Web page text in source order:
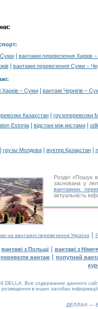
Суми|
вантажні перевезення Харків
| вантажні перевезення Суми –
:
Харків – Суми| вантажі Чернігів –
Казахстан|
грузоперевозки
Estonia| відстані між містами|
грузы Молдова| жүктер Қазақстан|
Розділ «Пошук
заснована у
вантажних
актуальність
на вантажні перевезення Україна |
вантажі з Польщі| вантажі з
перевезти вантаж | попутний
DELLA. Все содержание данного
розміщення в інших засобах
ДЕЛЛА® —